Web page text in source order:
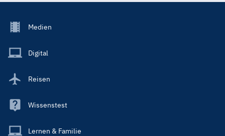
Footer
Main
Medien
Digital
Reisen
Wissenstest
Lernen & Familie